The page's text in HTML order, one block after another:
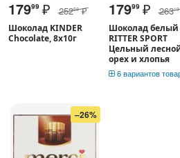
17999 ₽ 25259 ₽
Шоколад KINDER
Chocolate, 8х10г
17999 ₽ 26319
Шоколад белый
RITTER SPORT
Цельный
орех и хлопья
6 вариантов
–26%